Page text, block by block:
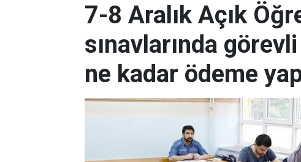
7-8 Aralık Açık
sınavlarında
ne kadar ödeme